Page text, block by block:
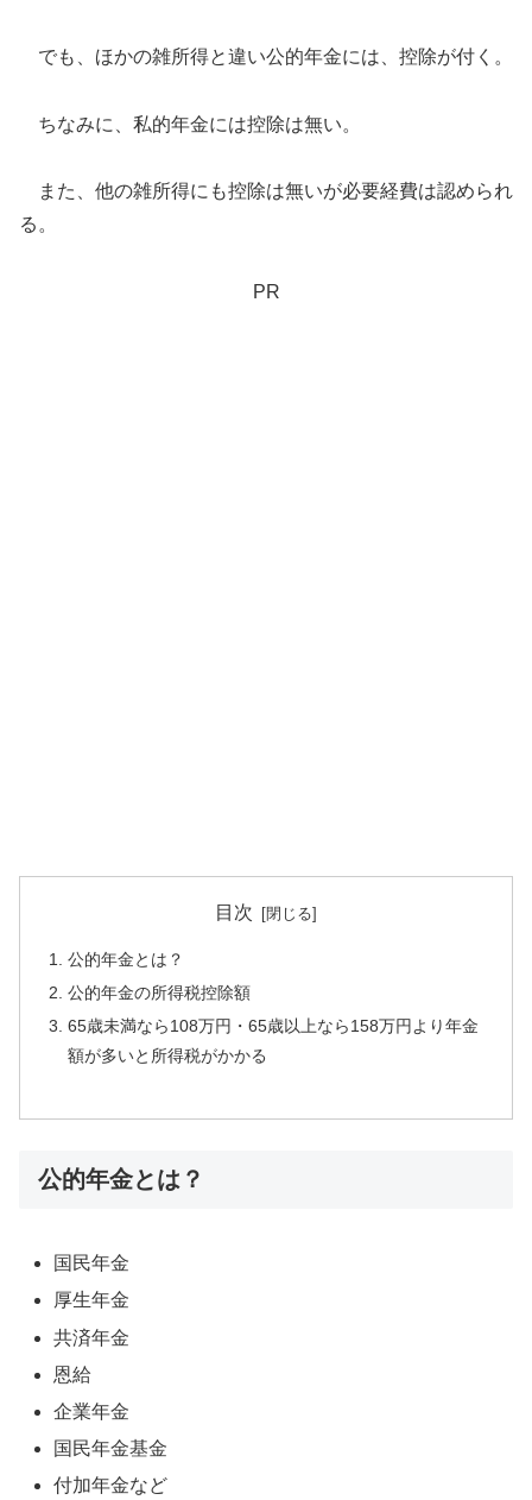
でも、ほかの雑所得と違い公的年金には、控除が付く。
ちなみに、私的年金には控除は無い。
また、他の雑所得にも控除は無いが必要経費は認められ
る。
PR
目次
公的年金とは？
公的年金の所得税控除額
65歳未満なら108万円・65歳以上なら158万円より年金
額が多いと所得税がかかる
公的年金とは？
国民年金
厚生年金
共済年金
恩給
企業年金
国民年金基金
付加年金など